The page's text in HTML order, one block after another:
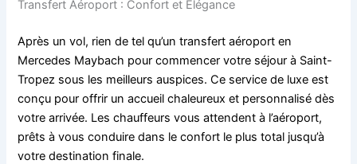
Transfert Aéroport : Confort et Élégance
Après un vol, rien de tel qu’un transfert aéroport en
Mercedes Maybach pour commencer votre séjour à Saint-
Tropez sous les meilleurs auspices. Ce service de luxe est
conçu pour offrir un accueil chaleureux et personnalisé dès
votre arrivée. Les chauffeurs vous attendent à l’aéroport,
prêts à vous conduire dans le confort le plus total jusqu’à
votre destination finale.